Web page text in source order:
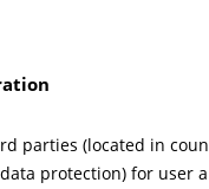
parties (located in
protection) for user